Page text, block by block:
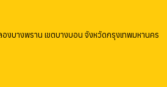
งบางพราน เขตบางบอน จังหวัดกรุงเทพมหานคร